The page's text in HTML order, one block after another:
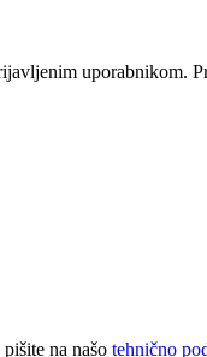
uporabnikom.
na našo tehnično